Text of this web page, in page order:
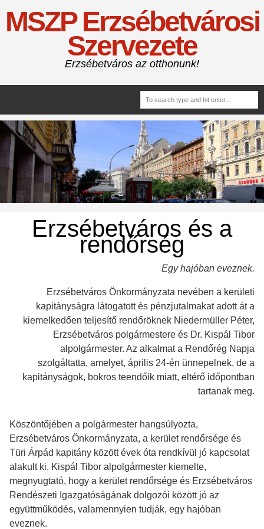
MSZP Erzsébetvárosi
Szervezete
Erzsébetváros az otthonunk!
Erzsébetváros és a
rendőrség
Egy hajóban eveznek.
Erzsébetváros Önkormányzata nevében a kerületi
kapitányságra látogatott és pénzjutalmakat adott át a
kiemelkedően teljesítő rendőröknek Niedermüller Péter,
Erzsébetváros polgármestere és Dr. Kispál Tibor
alpolgármester. Az alkalmat a Rendőrég Napja
szolgáltatta, amelyet, április 24-én ünnepelnek, de a
kapitányságok, bokros teendőik miatt, eltérő időpontban
tartanak meg.
Köszöntőjében a polgármester hangsúlyozta,
Erzsébetváros Önkormányzata, a kerület rendőrsége és
Türi Árpád kapitány között évek óta rendkívül jó kapcsolat
alakult ki. Kispál Tibor alpolgármester kiemelte,
megnyugtató, hogy a kerület rendőrsége és Erzsébetváros
Rendészeti Igazgatóságának dolgozói között jó az
együttműködés, valamennyien tudják, egy hajóban
eveznek.